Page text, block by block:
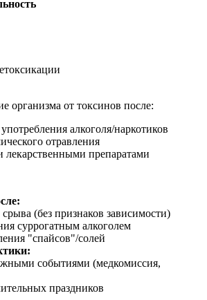
организма от токсинов после:
алкоголя/наркотиков
отравления
лекарственными препаратами
срыва (без признаков зависимости)
суррогатным алкоголем
"спайсов"/солей
событиями (медкомиссия,
праздников